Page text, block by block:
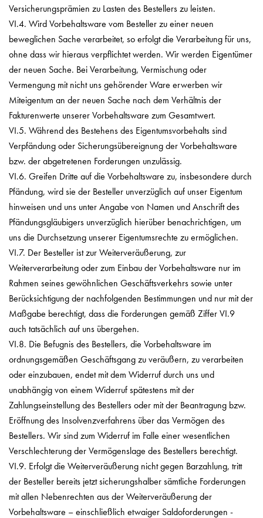
Versicherungsprämien zu Lasten des Bestellers zu leisten.
VI.4. Wird Vorbehaltsware vom Besteller zu einer neuen
beweglichen Sache verarbeitet, so erfolgt die Verarbeitung für uns,
ohne dass wir hieraus verpflichtet werden. Wir werden Eigentümer
der neuen Sache. Bei Verarbeitung, Vermischung oder
Vermengung mit nicht uns gehörender Ware erwerben wir
Miteigentum an der neuen Sache nach dem Verhältnis der
Fakturenwerte unserer Vorbehaltsware zum Gesamtwert.
VI.5. Während des Bestehens des Eigentumsvorbehalts sind
Verpfändung oder Sicherungsübereignung der Vorbehaltsware
bzw. der abgetretenen Forderungen unzulässig.
VI.6. Greifen Dritte auf die Vorbehaltsware zu, insbesondere durch
Pfändung, wird sie der Besteller unverzüglich auf unser Eigentum
hinweisen und uns unter Angabe von Namen und Anschrift des
Pfändungsgläubigers unverzüglich hierüber benachrichtigen, um
uns die Durchsetzung unserer Eigentumsrechte zu ermöglichen.
VI.7. Der Besteller ist zur Weiterveräußerung, zur
Weiterverarbeitung oder zum Einbau der Vorbehaltsware nur im
Rahmen seines gewöhnlichen Geschäftsverkehrs sowie unter
Berücksichtigung der nachfolgenden Bestimmungen und nur mit der
Maßgabe berechtigt, dass die Forderungen gemäß Ziffer VI.9
auch tatsächlich auf uns übergehen.
VI.8. Die Befugnis des Bestellers, die Vorbehaltsware im
ordnungsgemäßen Geschäftsgang zu veräußern, zu verarbeiten
oder einzubauen, endet mit dem Widerruf durch uns und
unabhängig von einem Widerruf spätestens mit der
Zahlungseinstellung des Bestellers oder mit der Beantragung bzw.
Eröffnung des Insolvenzverfahrens über das Vermögen des
Bestellers. Wir sind zum Widerruf im Falle einer wesentlichen
Verschlechterung der Vermögenslage des Bestellers berechtigt.
VI.9. Erfolgt die Weiterveräußerung nicht gegen Barzahlung, tritt
der Besteller bereits jetzt sicherungshalber sämtliche Forderungen
mit allen Nebenrechten aus der Weiterveräußerung der
Vorbehaltsware – einschließlich etwaiger Saldoforderungen -